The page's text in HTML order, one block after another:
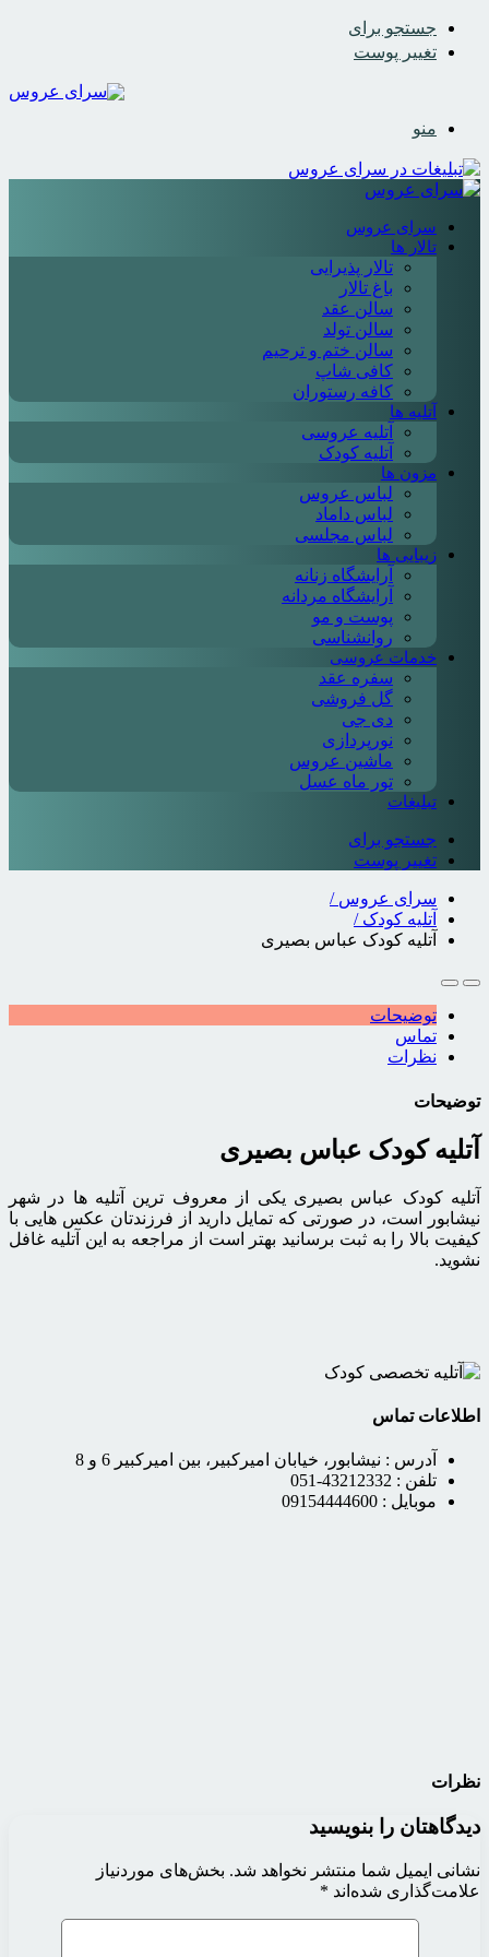
جستجو برای
تغییر پوست
منو
سرای عروس
تالار ها
تالار پذیرایی
باغ تالار
سالن عقد
سالن تولد
سالن ختم و ترحیم
کافی شاپ
کافه رستوران
آتلیه ها
آتلیه عروسی
آتلیه کودک
مزون ها
لباس عروس
لباس داماد
لباس مجلسی
زیبایی ها
آرایشگاه زنانه
آرایشگاه مردانه
پوست و مو
روانشناسی
خدمات عروسی
سفره عقد
گل فروشی
دی جی
نورپردازی
ماشین عروس
تور ماه عسل
تبلیغات
جستجو برای
تغییر پوست
سرای عروس /
آتلیه کودک /
آتلیه کودک عباس بصیری
توضیحات
تماس
نظرات
توضیحات
آتلیه کودک عباس بصیری
آتلیه کودک عباس بصیری یکی از معروف ترین آتلیه ها در شهر
نیشابور است، در صورتی که تمایل دارید از فرزندتان عکس هایی با
کیفیت بالا را به ثبت برسانید بهتر است از مراجعه به این آتلیه غافل
نشوید.
اطلاعات تماس
آدرس : نیشابور، خیابان امیرکبیر، بین امیرکبیر 6 و 8
تلفن : 43212332-051
موبایل : 09154444600
نظرات
دیدگاهتان را بنویسید
نشانی ایمیل شما منتشر نخواهد شد. بخش‌های موردنیاز
علامت‌گذاری شده‌اند *